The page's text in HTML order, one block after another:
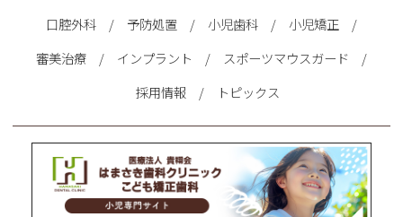
口腔外科 / 予防処置 / 小児歯科 / 小児矯正 /
審美治療 / インプラント / スポーツマウスガード /
採用情報 / トピックス